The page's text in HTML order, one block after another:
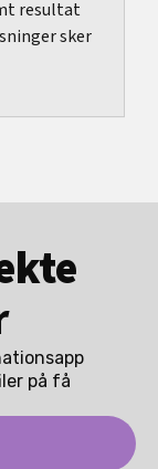
resultat
sker
på få